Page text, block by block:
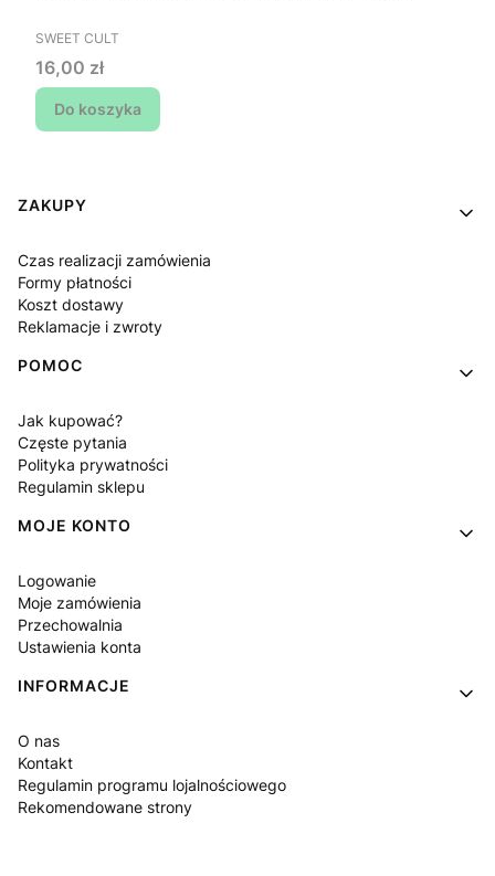
PRODUCENT
SWEET CULT
Cena
16,00 zł
Do koszyka
Linki w stopce
ZAKUPY
Czas realizacji zamówienia
Formy płatności
Koszt dostawy
Reklamacje i zwroty
POMOC
Jak kupować?
Częste pytania
Polityka prywatności
Regulamin sklepu
MOJE KONTO
Logowanie
Moje zamówienia
Przechowalnia
Ustawienia konta
INFORMACJE
O nas
Kontakt
Regulamin programu lojalnościowego
Rekomendowane strony